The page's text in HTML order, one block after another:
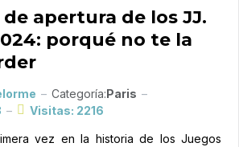
apertura de los JJ.
porqué no te la
Categoría:Paris
Visitas: 2216
vez en la historia de los Juegos